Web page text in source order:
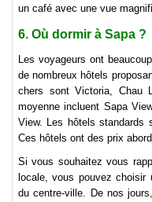
un café avec une vue
6. Où dormir à Sapa ?
Les voyageurs ont
de nombreux hôtels
chers sont Victoria, Chau
moyenne incluent Sapa
View. Les hôtels standards
Ces hôtels ont des prix
Si vous souhaitez vous
locale, vous pouvez choisir
du centre-ville. De nos